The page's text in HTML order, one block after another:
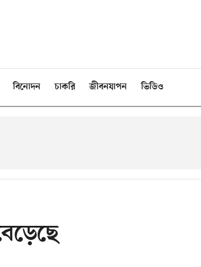
বিনোদন চাকরি জীবনযাপন ভিডিও